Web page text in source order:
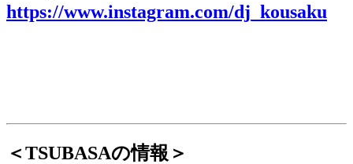
https://www.instagram.com/dj_kousaku
＜TSUBASAの情報＞